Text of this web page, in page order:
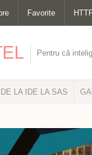
Favorite
Pentru că
LA IDE LA SAS